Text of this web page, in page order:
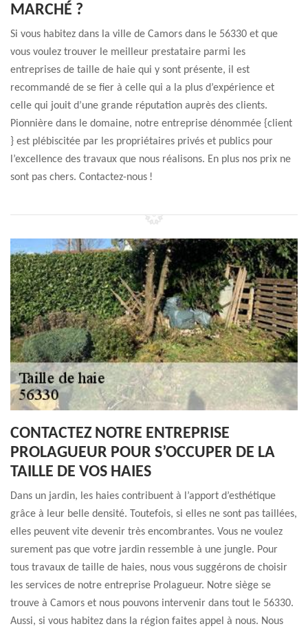
MARCHÉ ?
Si vous habitez dans la ville de Camors dans le 56330 et que
vous voulez trouver le meilleur prestataire parmi les
entreprises de taille de haie qui y sont présente, il est
recommandé de se fier à celle qui a la plus d’expérience et
celle qui jouit d’une grande réputation auprès des clients.
Pionnière dans le domaine, notre entreprise dénommée {client
} est plébiscitée par les propriétaires privés et publics pour
l’excellence des travaux que nous réalisons. En plus nos prix ne
sont pas chers. Contactez-nous !
CONTACTEZ NOTRE ENTREPRISE
PROLAGUEUR POUR S’OCCUPER DE LA
TAILLE DE VOS HAIES
Dans un jardin, les haies contribuent à l’apport d’esthétique
grâce à leur belle densité. Toutefois, si elles ne sont pas taillées,
elles peuvent vite devenir très encombrantes. Vous ne voulez
surement pas que votre jardin ressemble à une jungle. Pour
tous travaux de taille de haies, nous vous suggérons de choisir
les services de notre entreprise Prolagueur. Notre siège se
trouve à Camors et nous pouvons intervenir dans tout le 56330.
Aussi, si vous habitez dans la région faites appel à nous. Nous